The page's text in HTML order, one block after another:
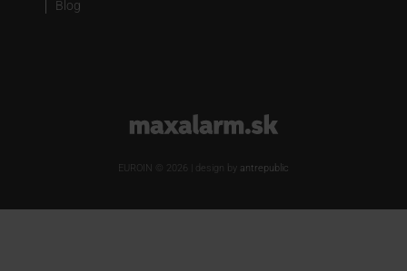
Blog
www.maxalarm.sk
EUROIN © 2026 | design by antrepublic